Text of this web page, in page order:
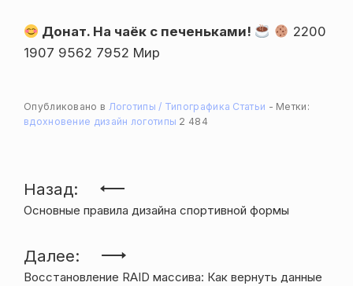
Донат. На чаёк с печеньками!
2200
1907 9562 7952 Мир
Опубликовано в Логотипы / Типографика Статьи
Метки:
вдохновение дизайн логотипы 2 484
Навигация
по
записям
Назад:
Основные правила дизайна спортивной формы
Далее:
Восстановление RAID массива: Как вернуть данные